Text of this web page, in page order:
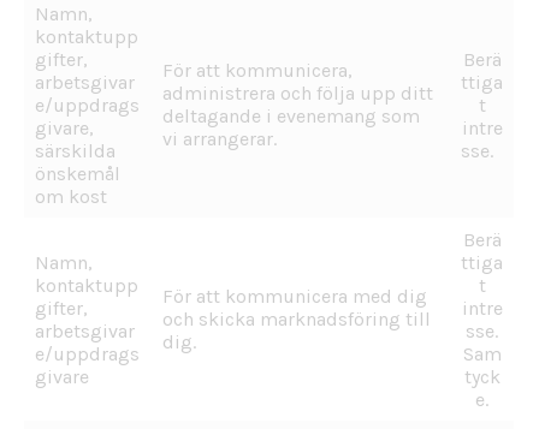
Namn,
kontaktupp
gifter,
arbetsgivar
e/uppdrags
givare,
särskilda
önskemål
om kost
För att kommunicera,
administrera och följa upp ditt
deltagande i evenemang som
vi arrangerar.
Berä
ttiga
t
intre
sse.
Namn,
kontaktupp
gifter,
arbetsgivar
e/uppdrags
givare
För att kommunicera med dig
och skicka marknadsföring till
dig.
Berä
ttiga
t
intre
sse.
Sam
tyck
e.